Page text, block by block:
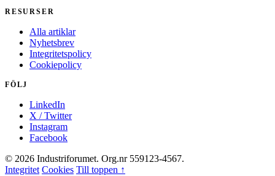
RESURSER
Alla artiklar
Nyhetsbrev
Integritetspolicy
Cookiepolicy
FÖLJ
LinkedIn
X / Twitter
Instagram
Facebook
© 2026 Industriforumet. Org.nr 559123-4567.
Integritet Cookies Till toppen ↑